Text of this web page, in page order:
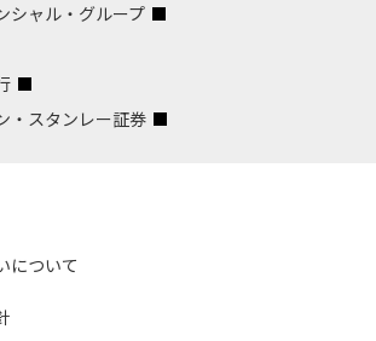
シャル・グループ
・スタンレー証券
について